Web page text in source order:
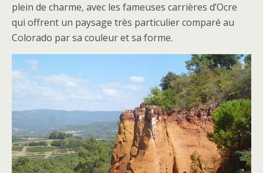
plein de charme, avec les fameuses carrières d’Ocre
qui offrent un paysage très particulier comparé au
Colorado par sa couleur et sa forme.